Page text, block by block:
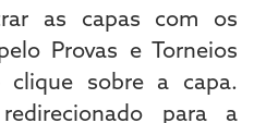
as capas com os
Provas e Torneios
sobre a capa.
para a